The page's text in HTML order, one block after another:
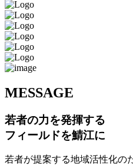
MESSAGE
若者の力を発揮する
フィールドを鯖江に
若者が提案する地域活性化の